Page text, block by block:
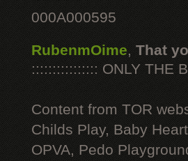
000A000595
RubenmOime, That
:::::::::::::::: ONLY THE
Content from TOR
Childs Play, Baby
OPVA, Pedo